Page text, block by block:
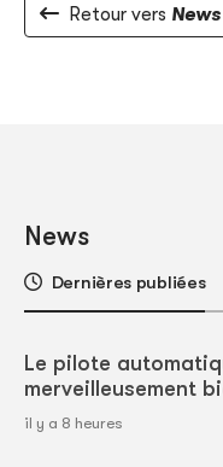
Retour vers News
News
Dernières publiées
Le pilote
merveilleusement
il y a 8 heures